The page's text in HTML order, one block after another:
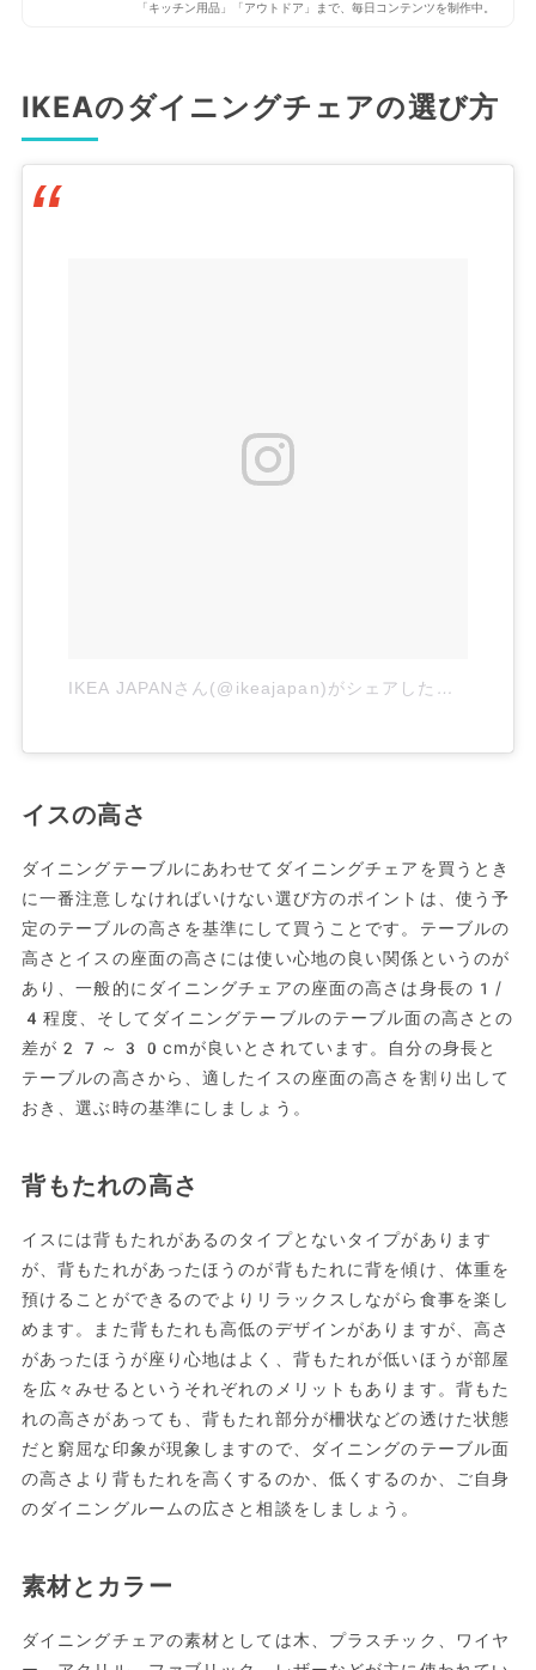
「キッチン用品」「アウトドア」まで、毎日コンテンツを制作中。
IKEAのダイニングチェアの選び方
IKEA JAPANさん(@ikeajapan)がシェアした投稿
イスの高さ
ダイニングテーブルにあわせてダイニングチェアを買うとき
に一番注意しなければいけない選び方のポイントは、使う予
定のテーブルの高さを基準にして買うことです。テーブルの
高さとイスの座面の高さには使い心地の良い関係というのが
あり、一般的にダイニングチェアの座面の高さは身長の1/
4程度、そしてダイニングテーブルのテーブル面の高さとの
差が27～30cmが良いとされています。自分の身長と
テーブルの高さから、適したイスの座面の高さを割り出して
おき、選ぶ時の基準にしましょう。
背もたれの高さ
イスには背もたれがあるのタイプとないタイプがあります
が、背もたれがあったほうのが背もたれに背を傾け、体重を
預けることができるのでよりリラックスしながら食事を楽し
めます。また背もたれも高低のデザインがありますが、高さ
があったほうが座り心地はよく、背もたれが低いほうが部屋
を広々みせるというそれぞれのメリットもあります。背もた
れの高さがあっても、背もたれ部分が柵状などの透けた状態
だと窮屈な印象が現象しますので、ダイニングのテーブル面
の高さより背もたれを高くするのか、低くするのか、ご自身
のダイニングルームの広さと相談をしましょう。
素材とカラー
ダイニングチェアの素材としては木、プラスチック、ワイヤ